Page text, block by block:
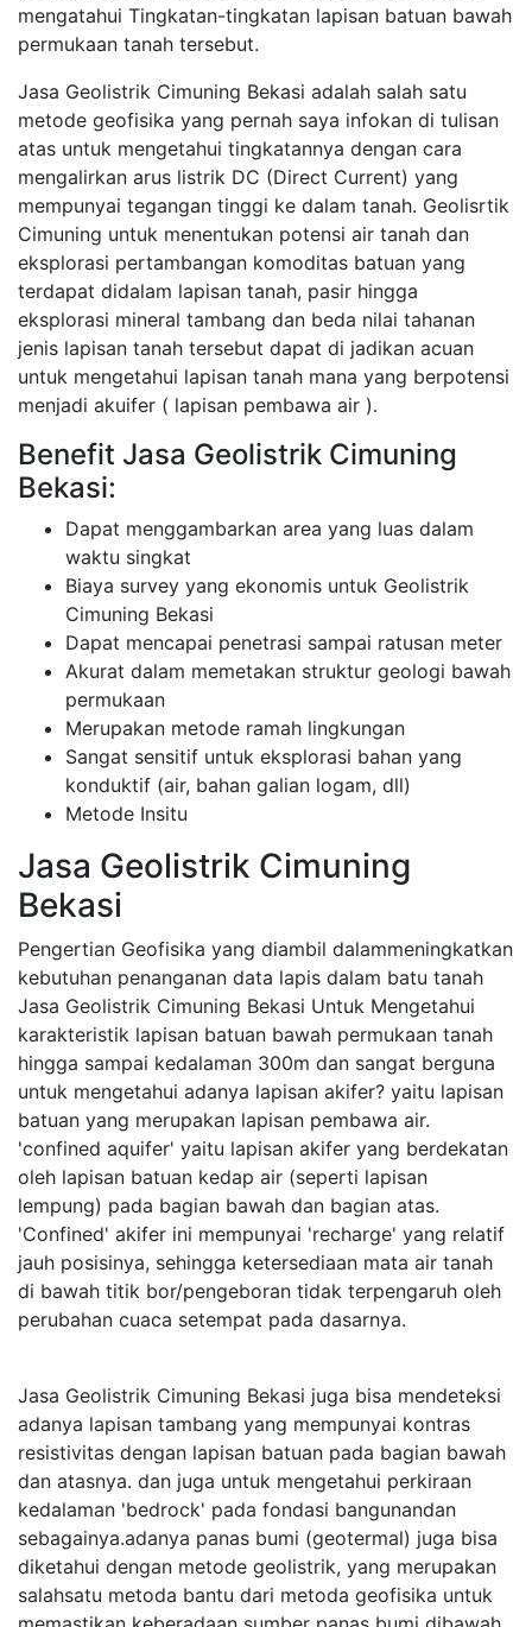
mengatahui Tingkatan-tingkatan lapisan batuan bawah
permukaan tanah tersebut.
Jasa Geolistrik Cimuning Bekasi adalah salah satu
metode geofisika yang pernah saya infokan di tulisan
atas untuk mengetahui tingkatannya dengan cara
mengalirkan arus listrik DC (Direct Current) yang
mempunyai tegangan tinggi ke dalam tanah. Geolisrtik
Cimuning untuk menentukan potensi air tanah dan
eksplorasi pertambangan komoditas batuan yang
terdapat didalam lapisan tanah, pasir hingga
eksplorasi mineral tambang dan beda nilai tahanan
jenis lapisan tanah tersebut dapat di jadikan acuan
untuk mengetahui lapisan tanah mana yang berpotensi
menjadi akuifer ( lapisan pembawa air ).
Benefit Jasa Geolistrik Cimuning
Bekasi:
Dapat menggambarkan area yang luas dalam
waktu singkat
Biaya survey yang ekonomis untuk Geolistrik
Cimuning Bekasi
Dapat mencapai penetrasi sampai ratusan meter
Akurat dalam memetakan struktur geologi bawah
permukaan
Merupakan metode ramah lingkungan
Sangat sensitif untuk eksplorasi bahan yang
konduktif (air, bahan galian logam, dll)
Metode Insitu
Jasa Geolistrik Cimuning
Bekasi
Pengertian Geofisika yang diambil dalammeningkatkan
kebutuhan penanganan data lapis dalam batu tanah
Jasa Geolistrik Cimuning Bekasi Untuk Mengetahui
karakteristik lapisan batuan bawah permukaan tanah
hingga sampai kedalaman 300m dan sangat berguna
untuk mengetahui adanya lapisan akifer? yaitu lapisan
batuan yang merupakan lapisan pembawa air.
'confined aquifer' yaitu lapisan akifer yang berdekatan
oleh lapisan batuan kedap air (seperti lapisan
lempung) pada bagian bawah dan bagian atas.
'Confined' akifer ini mempunyai 'recharge' yang relatif
jauh posisinya, sehingga ketersediaan mata air tanah
di bawah titik bor/pengeboran tidak terpengaruh oleh
perubahan cuaca setempat pada dasarnya.
Jasa Geolistrik Cimuning Bekasi juga bisa mendeteksi
adanya lapisan tambang yang mempunyai kontras
resistivitas dengan lapisan batuan pada bagian bawah
dan atasnya. dan juga untuk mengetahui perkiraan
kedalaman 'bedrock' pada fondasi bangunandan
sebagainya.adanya panas bumi (geotermal) juga bisa
diketahui dengan metode geolistrik, yang merupakan
salahsatu metoda bantu dari metoda geofisika untuk